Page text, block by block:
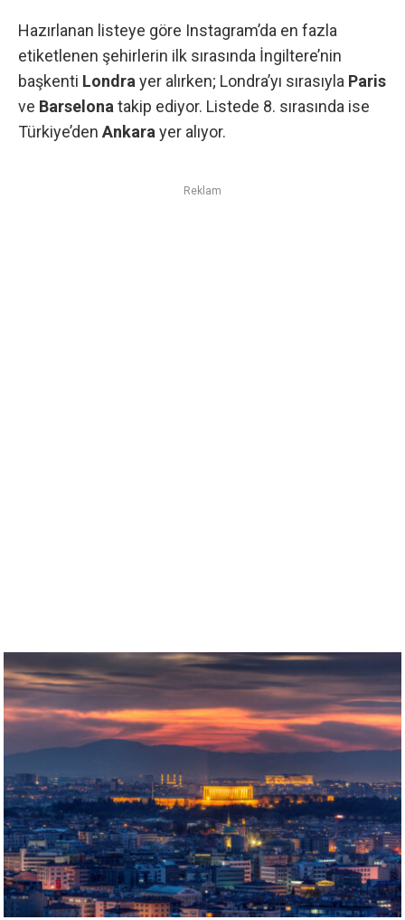
Hazırlanan listeye göre Instagram’da en fazla
etiketlenen şehirlerin ilk sırasında İngiltere’nin
başkenti Londrayer alırken; Londra’yı sırasıyla Paris
ve Barselonatakip ediyor. Listede 8. sırasında ise
Türkiye’den Ankarayer alıyor.
Reklam